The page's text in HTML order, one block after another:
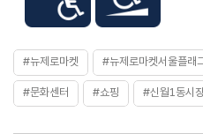
#뉴제로마켓 #뉴제로마켓서울플래
#문화센터 #쇼핑 #신월1동시